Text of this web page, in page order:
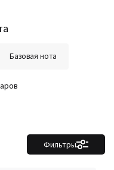
Базовая нота
Фильтры